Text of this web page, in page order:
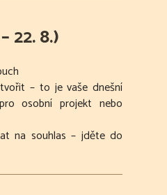
22. 8.)
– to je vaše dnešní
osobní projekt nebo
na souhlas – jděte do